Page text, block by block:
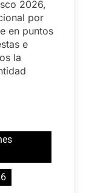
2026,
por
en puntos
e
la